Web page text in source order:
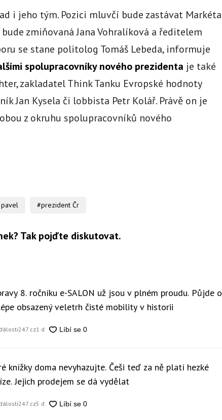
i jeho tým. Pozici mluvčí bude zastávat Markéta
zmiňovaná Jana Vohralíková a ředitelem
se stane politolog Tomáš Lebeda, informuje
spolupracovníky nového prezidenta je také
zakladatel Think Tanku Evropské hodnoty
Jan Kysela či lobbista Petr Kolář. Právě on je
z okruhu spolupracovníků nového
#prezident Čr
Tak pojďte diskutovat.
8. ročníku e-SALON už jsou v plném proudu. Půjde o
obsazený veletrh čisté mobility v historii
1 d
knížky doma nevyhazujte. Češi teď za ně platí hezké
Jejich prodejem se dá vydělat
5 d